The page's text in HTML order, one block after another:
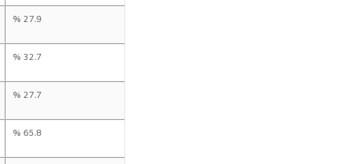
% 27.9
% 32.7
% 27.7
% 65.8